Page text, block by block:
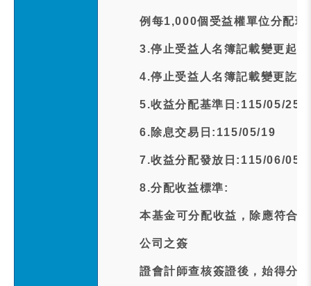
例每1,000個受益權單位分配
3.停止受益人名簿記載變更起
4.停止受益人名簿記載變更訖
5.收益分配基準日:115/05/25
6.除息交易日:115/05/19
7.收益分配發放日:115/06/05
8.分配收益標準:
本基金可分配收益，除應符合
公司之簽
證會計師查核簽證後，始得分